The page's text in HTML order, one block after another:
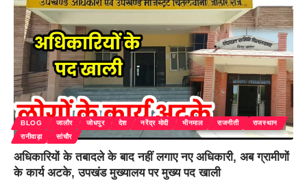
BLOG जालौर जोधपुर देश नरेंद्र मोदी भीनमाल राजनीती
राजस्थान
रानीवाड़ा
सांचौर
अधिकारियों के तबादले के बाद नहीं लगाए नए अधिकारी, अब ग्रामीणों
के कार्य अटके, उपखंड मुख्यालय पर मुख्य पद खाली